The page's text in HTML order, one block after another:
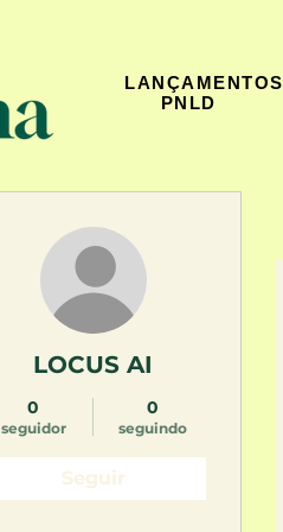
LANÇAMENTOS
PNLD
LOCUS AI
0
seguidor
0
seguindo
Seguir